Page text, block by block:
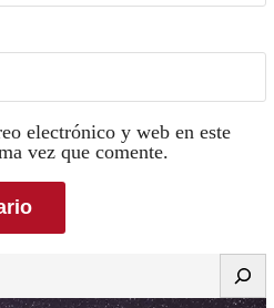
electrónico y web en este
vez que comente.